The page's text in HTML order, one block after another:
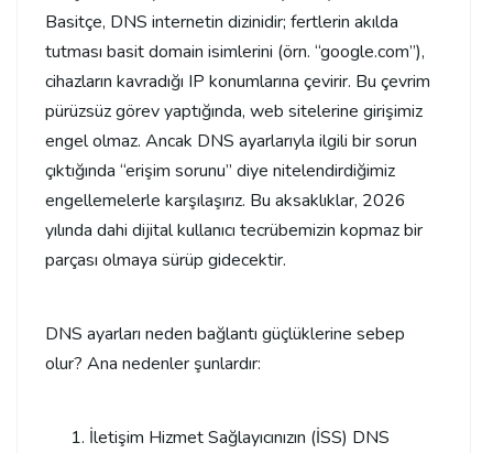
Basitçe, DNS internetin dizinidir; fertlerin akılda
tutması basit domain isimlerini (örn. “google.com”),
cihazların kavradığı IP konumlarına çevirir. Bu çevrim
pürüzsüz görev yaptığında, web sitelerine girişimiz
engel olmaz. Ancak DNS ayarlarıyla ilgili bir sorun
çıktığında “erişim sorunu” diye nitelendirdiğimiz
engellemelerle karşılaşırız. Bu aksaklıklar, 2026
yılında dahi dijital kullanıcı tecrübemizin kopmaz bir
parçası olmaya sürüp gidecektir.
DNS ayarları neden bağlantı güçlüklerine sebep
olur? Ana nedenler şunlardır:
İletişim Hizmet Sağlayıcınızın (İSS) DNS